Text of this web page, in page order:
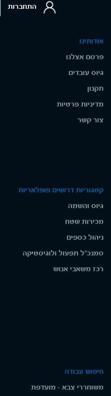
אודותינו
פרסם אצלנו
גיוס עובדים
תקנון
מדיניות פרטיות
צור קשר
קטגוריות דרושים פופלאריות
גיוס והשמה
מכירות שטח
ניהול כספים
סמנכ"ל תפעול ולוגיסטיקה
רכז משאבי אנוש
חיפוש עבודה
משוחררי צבא - מועדפת